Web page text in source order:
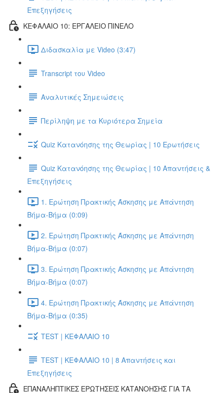
Επεξηγήσεις
ΚΕΦΑΛΑΙΟ 10: ΕΡΓΑΛΕΙΟ ΠΙΝΕΛΟ
Διδασκαλία με Video (3:47)
Transcript του Video
Αναλυτικές Σημειώσεις
Περίληψη με τα Κυριότερα Σημεία
Quiz Κατανόησης της Θεωρίας | 10 Ερωτήσεις
Quiz Κατανόησης της Θεωρίας | 10 Απαντήσεις &
Επεξηγήσεις
1. Ερώτηση Πρακτικής Άσκησης με Απάντηση
Βήμα-Βήμα (0:09)
2. Ερώτηση Πρακτικής Άσκησης με Απάντηση
Βήμα-Βήμα (0:07)
3. Ερώτηση Πρακτικής Άσκησης με Απάντηση
Βήμα-Βήμα (0:07)
4. Ερώτηση Πρακτικής Άσκησης με Απάντηση
Βήμα-Βήμα (0:35)
TEST | ΚΕΦΑΛΑΙΟ 10
TEST | ΚΕΦΑΛΑΙΟ 10 | 8 Απαντήσεις και
Επεξηγήσεις
ΕΠΑΝΑΛΗΠΤΙΚΕΣ ΕΡΩΤΗΣΕΙΣ ΚΑΤΑΝΟΗΣΗΣ ΓΙΑ ΤΑ